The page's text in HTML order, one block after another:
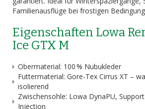
Familienausflüge bei frostigen
Eigenschaften Lowa
Ice GTX M
Obermaterial: 100 % Nubukleder
Futtermaterial: Gore-Tex Cirrus XT –
isolierend
Zwischensohle: Lowa DynaPU,
Injection